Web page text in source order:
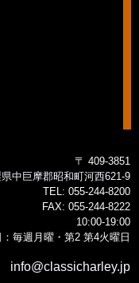
〒 409-3851
中巨摩郡昭和町河西621-9
TEL: 055-244-8200
FAX: 055-244-8222
10:00-19:00
：毎週月曜・第2 第4火曜日
info@classicharley.jp